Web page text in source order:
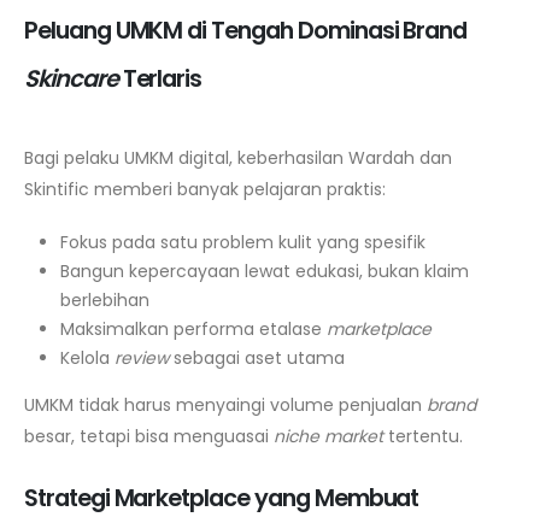
Peluang UMKM di Tengah Dominasi Brand
SkincareTerlaris
Bagi pelaku UMKM digital, keberhasilan Wardah dan
Skintific memberi banyak pelajaran praktis:
Fokus pada satu problem kulit yang spesifik
Bangun kepercayaan lewat edukasi, bukan klaim
berlebihan
Maksimalkan performa etalase marketplace
Kelola reviewsebagai aset utama
UMKM tidak harus menyaingi volume penjualan brand
besar, tetapi bisa menguasai niche markettertentu.
Strategi Marketplace yang Membuat